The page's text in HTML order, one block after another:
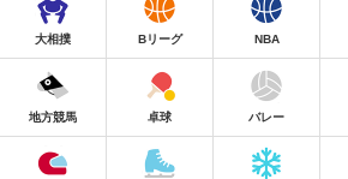
大相撲 Bリーグ NBA
地方競馬 卓球 バレー